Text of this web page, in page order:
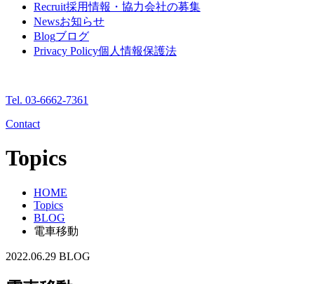
Recruit採用情報・協力会社の募集
Newsお知らせ
Blogブログ
Privacy Policy個人情報保護法
Tel. 03-6662-7361
Contact
Topics
HOME
Topics
BLOG
電車移動
2022.06.29 BLOG